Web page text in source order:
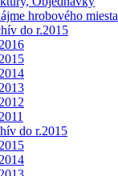
hrobového miesta
do r.2015
do r.2015